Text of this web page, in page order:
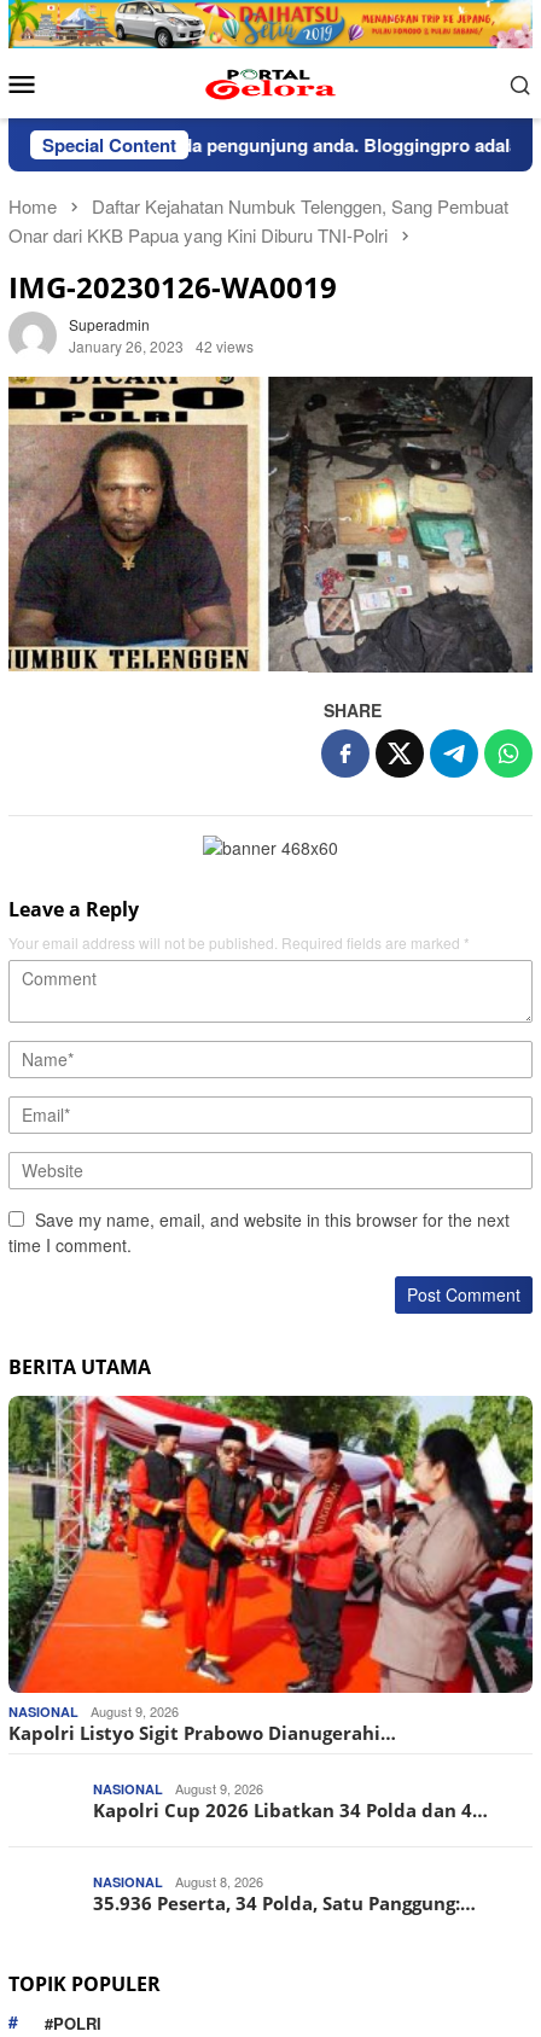
Skip
to
Menu
Special Contentkepada pengunjung anda. Bloggingpro adalah
Home
Daftar Kejahatan Numbuk Telenggen, Sang Pembuat
Onar dari KKB Papua yang Kini Diburu TNI-Polri
IMG-20230126-WA0019
Superadmin
January 26, 2023
42 views
SHARE
Leave a Reply
Your email address will not be published. Required fields are marked *
Save my name, email, and website in this browser for the next
time I comment.
BERITA UTAMA
NASIONAL August 9, 2026
Kapolri Listyo Sigit Prabowo Dianugerahi…
NASIONAL August 9, 2026
Kapolri Cup 2026 Libatkan 34 Polda dan 4…
NASIONAL August 8, 2026
35.936 Peserta, 34 Polda, Satu Panggung:…
TOPIK POPULER
#POLRI